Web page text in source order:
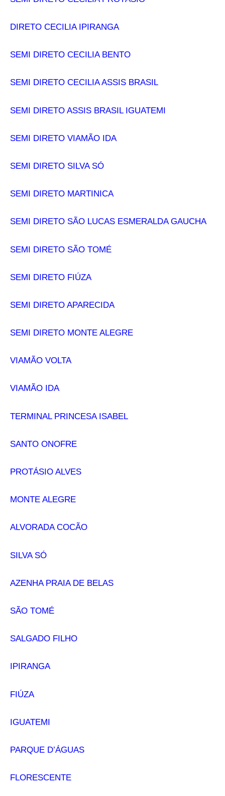
DIRETO CECILIA IPIRANGA
SEMI DIRETO CECILIA BENTO
SEMI DIRETO CECILIA ASSIS BRASIL
SEMI DIRETO ASSIS BRASIL IGUATEMI
SEMI DIRETO VIAMÃO IDA
SEMI DIRETO SILVA SÓ
SEMI DIRETO MARTINICA
SEMI DIRETO SÃO LUCAS ESMERALDA GAUCHA
SEMI DIRETO SÃO TOMÉ
SEMI DIRETO FIÚZA
SEMI DIRETO APARECIDA
SEMI DIRETO MONTE ALEGRE
VIAMÃO VOLTA
VIAMÃO IDA
TERMINAL PRINCESA ISABEL
SANTO ONOFRE
PROTÁSIO ALVES
MONTE ALEGRE
ALVORADA COCÃO
SILVA SÓ
AZENHA PRAIA DE BELAS
SÃO TOMÉ
SALGADO FILHO
IPIRANGA
FIÚZA
IGUATEMI
PARQUE D’ÁGUAS
FLORESCENTE